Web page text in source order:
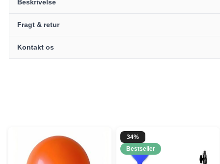
Beskrivelse
Fragt & retur
Kontakt os
34%
Bestseller